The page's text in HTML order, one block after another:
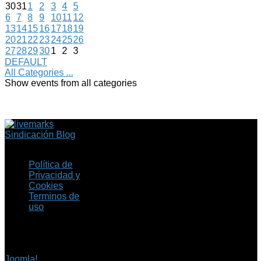
30311 2 3 4 5
6 7 8 9 1011 12
13141516171819
202122 23242526
272829301 2
3
DEFAULT
All Categories ...
Show events from all categories
Sindicación Blog
Política de
Privacidad y
Cookies
Terminos de
uso
Joomla!